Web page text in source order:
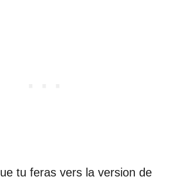
tu feras vers la version de